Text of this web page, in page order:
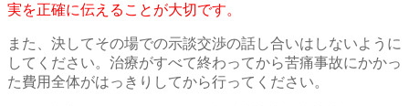
実を正確に伝えることが大切です。
また、決してその場での示談交渉の話し合いはしないように
してください。治療がすべて終わってから苦痛事故にかかっ
た費用全体がはっきりしてから行ってください。